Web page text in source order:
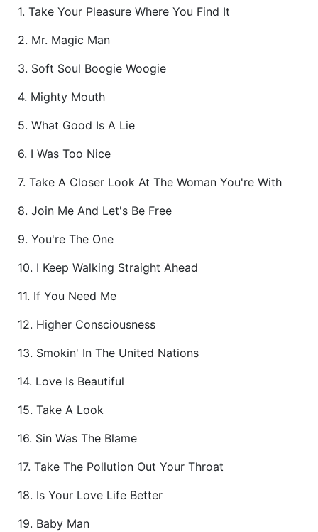
1. Take Your Pleasure Where You Find It
2. Mr. Magic Man
3. Soft Soul Boogie Woogie
4. Mighty Mouth
5. What Good Is A Lie
6. I Was Too Nice
7. Take A Closer Look At The Woman You're With
8. Join Me And Let's Be Free
9. You're The One
10. I Keep Walking Straight Ahead
11. If You Need Me
12. Higher Consciousness
13. Smokin' In The United Nations
14. Love Is Beautiful
15. Take A Look
16. Sin Was The Blame
17. Take The Pollution Out Your Throat
18. Is Your Love Life Better
19. Baby Man